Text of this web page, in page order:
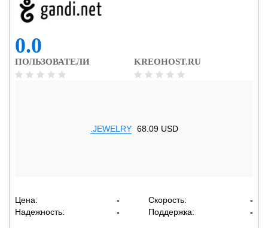
0.0
ПОЛЬЗОВАТЕЛИ KREOHOST.RU
.JEWELRY 68.09 USD
Цена: - Скорость:
-
Надежность:
- Поддержка: -